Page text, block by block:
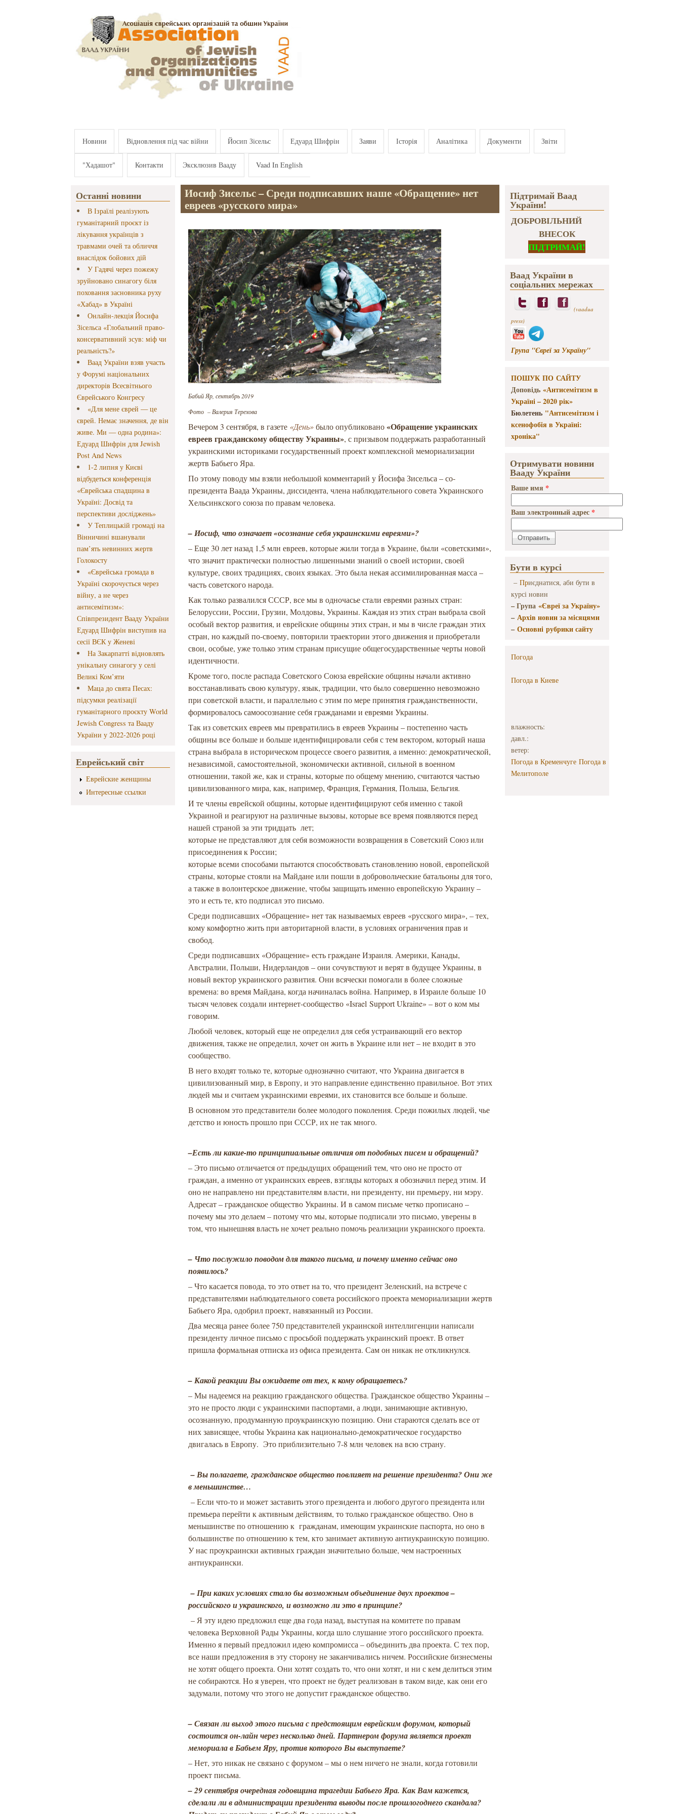
Новини Відновлення під час війни Йосип Зісельс Едуард Шифрін Заяви Історія Аналітика Документи Звіти
"Хадашот" Контакти Эксклюзив Вааду Vaad In English
Останні новини
В Ізраїлі реалізують
гуманітарний проєкт із
лікування українців з
травмами очей та обличчя
внаслідок бойових дій
У Гадячі через пожежу
зруйновано синагогу біля
поховання засновника руху
«Хабад» в Україні
Онлайн-лекція Йосифа
Зісельса «Глобальний право-
консервативний зсув: міф чи
реальність?»
Ваад України взяв участь
у Форумі національних
директорів Всесвітнього
Єврейського Конгресу
«Для мене єврей — це
єврей. Немає значення, де він
живе. Ми — одна родина»:
Едуард Шифрін для Jewish
Post And News
1-2 липня у Києві
відбудеться конференція
«Єврейська спадщина в
Україні: Досвід та
перспективи досліджень»
У Теплицькій громаді на
Вінничині вшанували
пам’ять невинних жертв
Голокосту
«Єврейська громада в
Україні скорочується через
війну, а не через
антисемітизм»:
Співпрезидент Вааду України
Едуард Шифрін виступив на
сесії ВЄК у Женеві
На Закарпатті відновлять
унікальну синагогу у селі
Великі Ком’яти
Маца до свята Песах:
підсумки реалізації
гуманітарного проєкту World
Jewish Congress та Вааду
України у 2022-2026 році
Еврейський світ
Еврейские женщины
Интересные ссылки
Иосиф Зисельс – Среди подписавших наше «Обращение» нет
евреев «русского мира»
Бабий Яр, сентябрь 2019
Фото – Валерия Терехова
Вечером 3 сентября, в газете «День»было опубликовано«Обращение украинских
евреев гражданскому обществу Украины», с призывом поддержать разработанный
украинскими историками государственный проект комплексной мемориализации
жертв Бабьего Яра.
По этому поводу мы взяли небольшой комментарий у Йосифа Зисельса – со-
президента Ваада Украины, диссидента, члена наблюдательного совета Украинского
Хельсинкского союза по правам человека.
– Иосиф, что означает «осознание себя украинскими евреями»?
– Еще 30 лет назад 1,5 млн евреев, которые жили тогда в Украине, были «советскими»,
что значит практически полностью лишенными знаний о своей истории, своей
культуре, своих традициях, своих языках. Это была некая ассимилированная масса –
часть советского народа.
Как только развалился СССР, все мы в одночасье стали евреями разных стран:
Белоруссии, России, Грузии, Молдовы, Украины. Каждая из этих стран выбрала свой
особый вектор развития, и еврейские общины этих стран, и мы в числе граждан этих
стран, но каждый по-своему, повторили траектории этого движения и приобретали
свои, особые, уже только этим странам присущие общегосударственные черты новой
идентичности.
Кроме того, после распада Советского Союза еврейские общины начали активно
восстанавливать свою культуру, язык, традиции, что было совершенно невозможно
при советской власти, и параллельно с этим по мере принятия гражданственности,
формировалось самоосознание себя гражданами и евреями Украины.
Так из советских евреев мы превратились в евреев Украины – постепенно часть
общины все больше и больше идентифицировали себя с тем вектором, который наша
страна выбрала в историческом процессе своего развития, а именно: демократической,
независимой, самостоятельной, экономически активной, сильной в военном
отношении, такой же, как и страны, которые по общему мнению, считаются частью
цивилизованного мира, как, например, Франция, Германия, Польша, Бельгия.
И те члены еврейской общины, которые идентифицируют себя именно с такой
Украиной и реагируют на различные вызовы, которые все время появляются перед
нашей страной за эти тридцать лет;
которые не представляют для себя возможности возвращения в Советский Союз или
присоединения к России;
которые всеми способами пытаются способствовать становлению новой, европейской
страны, которые стояли на Майдане или пошли в добровольческие батальоны для того,
а также в волонтерское движение, чтобы защищать именно европейскую Украину –
это и есть те, кто подписал это письмо.
Среди подписавших «Обращение» нет так называемых евреев «русского мира», – тех,
кому комфортно жить при авторитарной власти, в условиях ограничения прав и
свобод.
Среди подписавших «Обращение» есть граждане Израиля. Америки, Канады,
Австралии, Польши, Нидерландов – они сочувствуют и верят в будущее Украины, в
новый вектор украинского развития. Они всячески помогали в более сложные
времена: во время Майдана, когда начиналась война. Например, в Израиле больше 10
тысяч человек создали интернет-сообщество «Israel Support Ukraine» – вот о ком мы
говорим.
Любой человек, который еще не определил для себя устраивающий его вектор
движения, также не определил, хочет он жить в Украине или нет – не входит в это
сообщество.
В него входят только те, которые однозначно считают, что Украина двигается в
цивилизованный мир, в Европу, и это направление единственно правильное. Вот этих
людей мы и считаем украинскими евреями, их становится все больше и больше.
В основном это представители более молодого поколения. Среди пожилых людей, чье
детство и юность прошло при СССР, их не так много.
–Есть ли какие-то принципиальные отличия от подобных писем и обращений?
– Это письмо отличается от предыдущих обращений тем, что оно не просто от
граждан, а именно от украинских евреев, взгляды которых я обозначил перед этим. И
оно не направлено ни представителям власти, ни президенту, ни премьеру, ни мэру.
Адресат – гражданское общество Украины. И в самом письме четко прописано –
почему мы это делаем – потому что мы, которые подписали это письмо, уверены в
том, что нынешняя власть не хочет реально помочь реализации украинского проекта.
– Что послужило поводом для такого письма, и почему именно сейчас оно
появилось?
– Что касается повода, то это ответ на то, что президент Зеленский, на встрече с
представителями наблюдательного совета российского проекта мемориализации жертв
Бабьего Яра, одобрил проект, навязанный из России.
Два месяца ранее более 750 представителей украинской интеллигенции написали
президенту личное письмо с просьбой поддержать украинский проект. В ответ
пришла формальная отписка из офиса президента. Сам он никак не откликнулся.
– Какой реакции Вы ожидаете от тех, к кому обращаетесь?
– Мы надеемся на реакцию гражданского общества. Гражданское общество Украины –
это не просто люди с украинскими паспортами, а люди, занимающие активную,
осознанную, продуманную проукраинскую позицию. Они стараются сделать все от
них зависящее, чтобы Украина как национально-демократическое государство
двигалась в Европу. Это приблизительно 7-8 млн человек на всю страну.
– Вы полагаете, гражданское общество повлияет на решение президента? Они же
в меньшинстве…
– Если что-то и может заставить этого президента и любого другого президента или
премьера перейти к активным действиям, то только гражданское общество. Оно в
меньшинстве по отношению к гражданам, имеющим украинские паспорта, но оно в
большинстве по отношению к тем, кто занимает активную антиукраинскую позицию.
У нас проукраински активных граждан значительно больше, чем настроенных
антиукраински.
– При каких условиях стало бы возможным объединение двух проектов –
российского и украинского, и возможно ли это в принципе?
– Я эту идею предложил еще два года назад, выступая на комитете по правам
человека Верховной Рады Украины, когда шло слушание этого российского проекта.
Именно я первый предложил идею компромисса – объединить два проекта. С тех пор,
все наши предложения в эту сторону не заканчивались ничем. Российские бизнесмены
не хотят общего проекта. Они хотят создать то, что они хотят, и ни с кем делиться этим
не собираются. Но я уверен, что проект не будет реализован в таком виде, как они его
задумали, потому что этого не допустит гражданское общество.
– Связан ли выход этого письма с предстоящим еврейским форумом, который
состоится он-лайн через несколько дней. Партнером форума является проект
мемориала в Бабьем Яру, против которого Вы выступаете?
– Нет, это никак не связано с форумом – мы о нем ничего не знали, когда готовили
проект письма.
– 29 сентября очередная годовщина трагедии Бабьего Яра. Как Вам кажется,
сделали ли в администрации президента выводы после прошлогоднего скандала?
Підтримай Ваад
України!
ДОБРОВІЛЬНИЙ
ВНЕСОК
ПІДТРИМАЙ!
Ваад України в
соціальних мережах
(vaadua
press)
Група "Євреї за Україну"
ПОШУК ПО САЙТУ
Доповідь «Антисемітизм в
Україні – 2020 рік»
Бюлетень "Антисемітизм і
ксенофобія в Україні:
хроніка"
Отримувати новини
Вааду України
Ваше имя *
Ваш электронный адрес *
Бути в курсі
– Приєднатися, аби бути в
курсі новин
– Група «Євреї за Україну»
–Архів новин за місяцями
–Основні рубрики сайту
Погода
Погода в Киеве
влажность:
давл.:
ветер:
Погода в Кременчуге Погода в
Мелитополе